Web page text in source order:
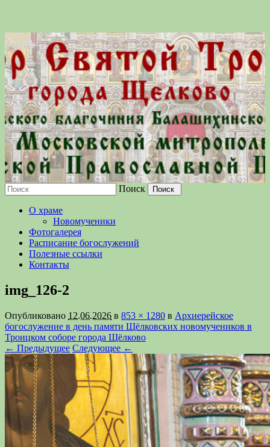
Православной Церкви
Поиск
О храме
Новомученики
Фотогалерея
Расписание богослужений
Полезные ссылки
Контакты
img_126-2
Опубликовано 12.06.2026 в 853 × 1280 в Архиерейское
богослужение в день памяти Щёлковских новомучеников в
Троицком соборе города Щёлково
← Предыдущее Следующее ←